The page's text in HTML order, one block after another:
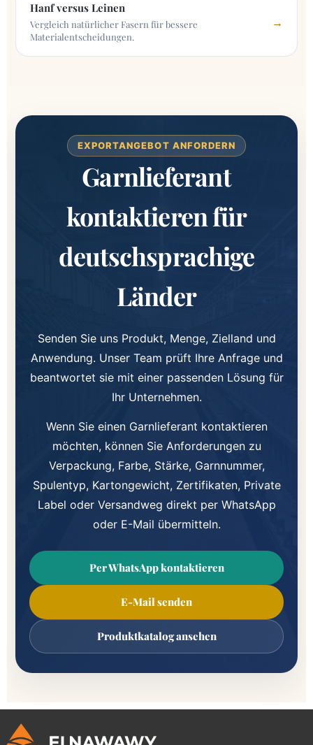
Hanf versus Leinen
Vergleich natürlicher Fasern für bessere
Materialentscheidungen.
→
EXPORTANGEBOT ANFORDERN
Garnlieferant
kontaktieren für
deutschsprachige
Länder
Senden Sie uns Produkt, Menge, Zielland und
Anwendung. Unser Team prüft Ihre Anfrage und
beantwortet sie mit einer passenden Lösung für
Ihr Unternehmen.
Wenn Sie einen Garnlieferant kontaktieren
möchten, können Sie Anforderungen zu
Verpackung, Farbe, Stärke, Garnnummer,
Spulentyp, Kartongewicht, Zertifikaten, Private
Label oder Versandweg direkt per WhatsApp
oder E-Mail übermitteln.
Per WhatsApp kontaktieren
E-Mail senden
Produktkatalog ansehen